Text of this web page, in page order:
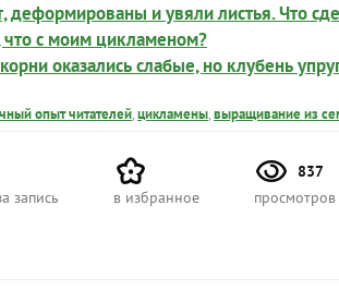
и увяли листья. Что
что с моим цикламеном?
оказались слабые, но клубень
опыт читателей,цикламены,выращивание из
запись в избранное
837
просмотров